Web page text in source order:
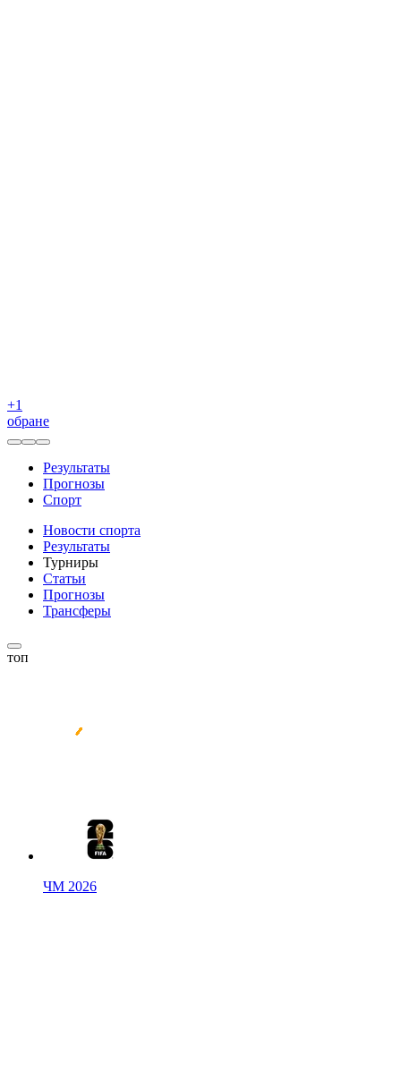
+1
обране
Результаты
Прогнозы
Спорт
Новости спорта
Результаты
Турниры
Статьи
Прогнозы
Трансферы
топ
ЧМ 2026